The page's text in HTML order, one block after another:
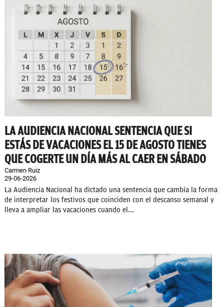
LA AUDIENCIA NACIONAL SENTENCIA QUE SI
ESTÁS DE VACACIONES EL 15 DE AGOSTO TIENES
QUE COGERTE UN DÍA MÁS AL CAER EN SÁBADO
Carmen Ruiz
29-06-2026
La Audiencia Nacional ha dictado una sentencia que cambia la forma
de interpretar los festivos que coinciden con el descanso semanal y
lleva a ampliar las vacaciones cuando el...